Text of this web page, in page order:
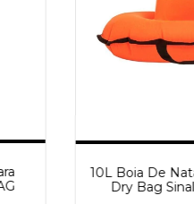
10L Boia De
Dry Bag